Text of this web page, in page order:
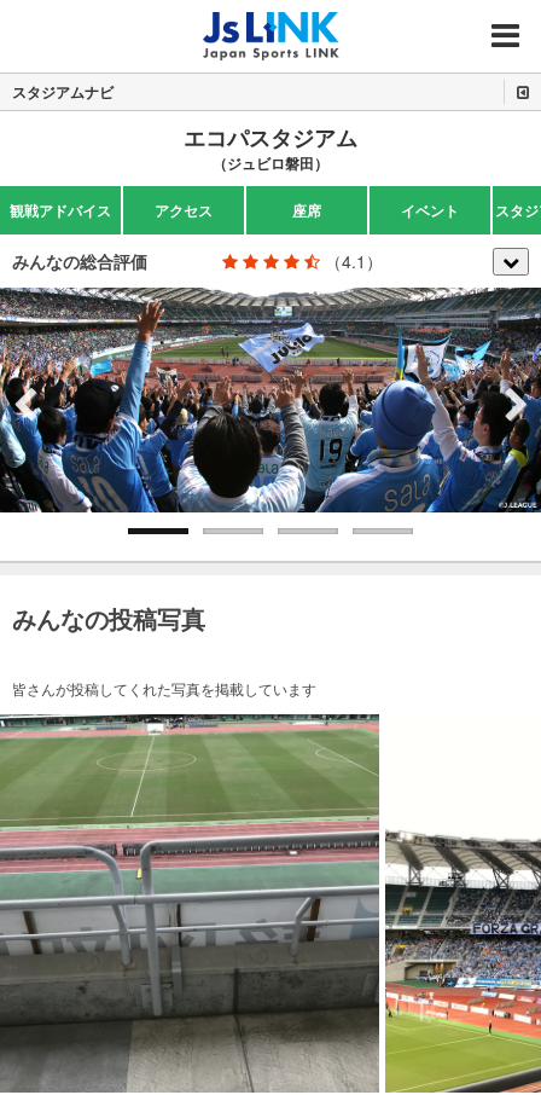
MENU
スタジアムナビ
エコパスタジアム
（ジュビロ磐田）
観戦アドバイス アクセス 座席 イベント スタ
みんなの総合評価 （4.1）
Previous Next
みんなの投稿写真
皆さんが投稿してくれた写真を掲載しています